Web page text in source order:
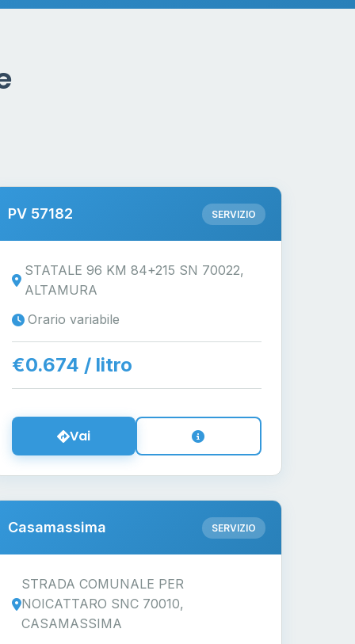
PV 57182 SERVIZIO
STATALE 96 KM 84+215 SN 70022,
ALTAMURA
Orario variabile
€0.674 / litro
Vai
Casamassima SERVIZIO
STRADA COMUNALE PER
NOICATTARO SNC 70010,
CASAMASSIMA